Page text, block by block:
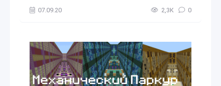
07.09.20 2,3К 0